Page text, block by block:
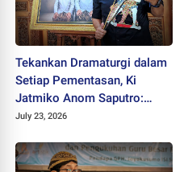
Tekankan Dramaturgi dalam
Setiap Pementasan, Ki
Jatmiko Anom Saputro:
Wayang Bukan Cuma
July 23, 2026